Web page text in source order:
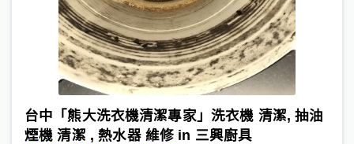
台中「熊大洗衣機清潔專家」洗衣機 清潔, 抽油
煙機 清潔 , 熱水器 維修 in 三興廚具